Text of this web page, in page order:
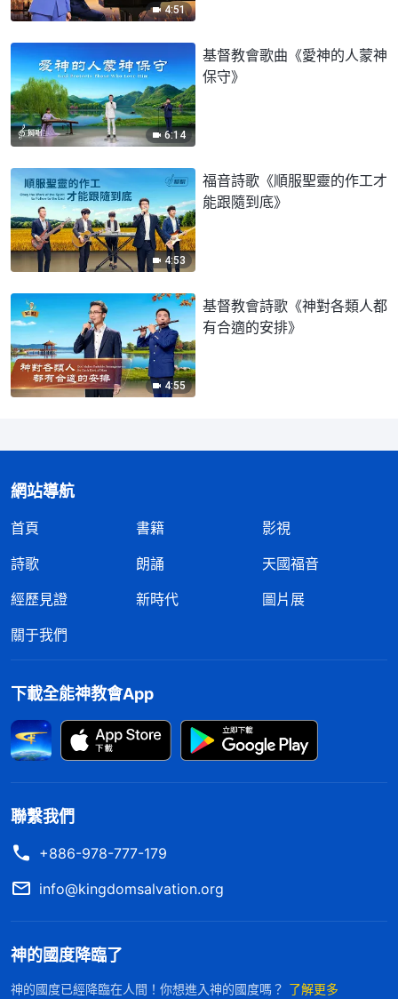
4:51
6:14
基督教會歌曲《愛神的人蒙神
保守》
4:53
福音詩歌《順服聖靈的作工才
能跟隨到底》
4:55
基督教會詩歌《神對各類人都
有合適的安排》
網站導航
首頁 書籍
影視
詩歌
朗誦
天國福音
經歷見證
新時代
圖片展
關于我們
下載全能神教會App
聯繫我們
+886-978-777-179
info@kingdomsalvation.org
神的國度降臨了
神的國度已經降臨在人間！你想進入神的國度嗎？ 了解更多